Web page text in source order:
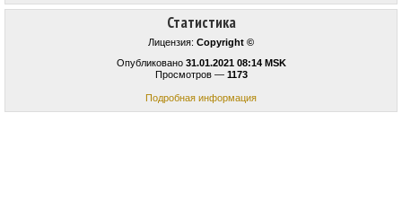
Статистика
Лицензия: Copyright ©
Опубликовано 31.01.2021 08:14 MSK
Просмотров — 1173
Подробная информация